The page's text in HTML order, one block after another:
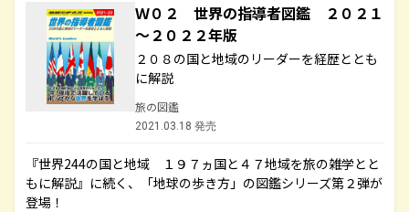
Ｗ０２ 世界の指導者図鑑 ２０２１
～２０２２年版
２０８の国と地域のリーダーを経歴ととも
に解説
旅の図鑑
2021.03.18 発売
『世界244の国と地域 １９７ヵ国と４７地域を旅の雑学とと
もに解説』に続く、「地球の歩き方」の図鑑シリーズ第２弾が
登場！